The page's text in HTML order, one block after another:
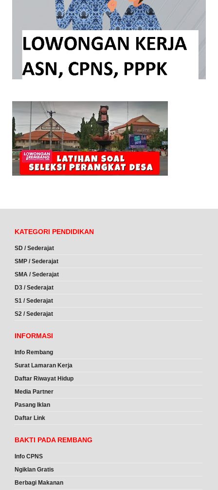
KATEGORI PENDIDIKAN
SD / Sederajat
SMP / Sederajat
SMA / Sederajat
D3 / Sederajat
S1 / Sederajat
S2 / Sederajat
INFORMASI
Info Rembang
Surat Lamaran Kerja
Daftar Riwayat Hidup
Media Partner
Pasang Iklan
Daftar Link
BAKTI PADA REMBANG
Info CPNS
Ngiklan Gratis
Berbagi Makanan